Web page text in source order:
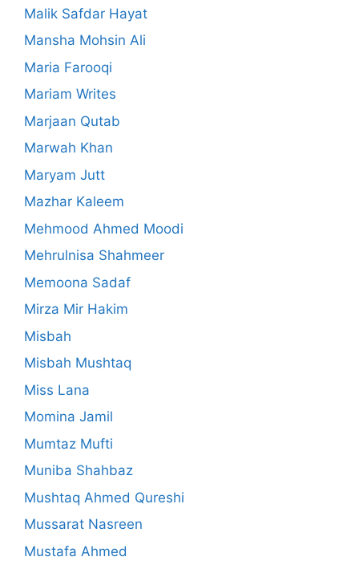
Malik Safdar Hayat
Mansha Mohsin Ali
Maria Farooqi
Mariam Writes
Marjaan Qutab
Marwah Khan
Maryam Jutt
Mazhar Kaleem
Mehmood Ahmed Moodi
Mehrulnisa Shahmeer
Memoona Sadaf
Mirza Mir Hakim
Misbah
Misbah Mushtaq
Miss Lana
Momina Jamil
Mumtaz Mufti
Muniba Shahbaz
Mushtaq Ahmed Qureshi
Mussarat Nasreen
Mustafa Ahmed